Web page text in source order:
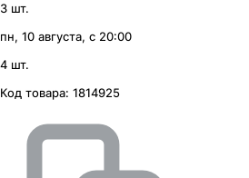
3 шт.
пн, 10 августа, с 20:00
4 шт.
Код товара: 1814925